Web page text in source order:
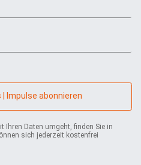
| Impulse abonnieren
Daten umgeht, finden Sie in
sich jederzeit kostenfrei